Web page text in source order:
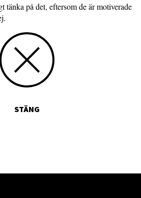
tänka på det, eftersom de är motiverade
STÄNG